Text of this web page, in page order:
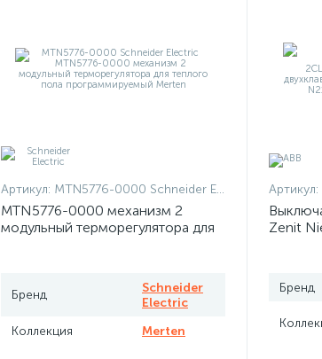
Артикул: MTN5776-0000 Schneider Electric
MTN5776-0000 механизм 2
модульный терморегулятора для
Бренд
Schneider
Electric
Коллекция
Merten
Артикул:
Zenit
Бренд